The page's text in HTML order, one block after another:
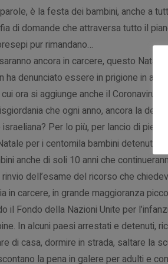
è la festa dei bambini, anche a
di domande che attraversa tutto il
pur rimandano…
ancora in carcere, questo
ha denunciato essere in prigione in
ora si aggiunge anche il
che ogni anno, ancora la
Per lo più, per lancio di pietre…
per i centomila bambini detenuti
anche di soli 10 anni che
rinvio dell’esame del ricorso che
in carcere, in grande maggioranza
il Fondo della Nazioni Unite per
In alcuni paesi arrestati e detenuti,
di casa, dormire in strada, saltare la
la pena in galere per adulti e